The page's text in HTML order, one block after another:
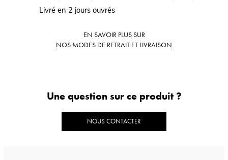
Livré en 2 jours ouvrés
EN SAVOIR PLUS SUR
NOS MODES DE RETRAIT ET LIVRAISON
Une question sur ce produit ?
NOUS CONTACTER